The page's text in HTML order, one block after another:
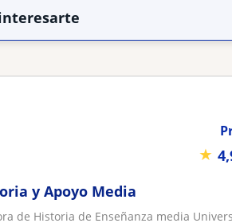
★
y Apoyo Media
de Historia de Enseñanza media